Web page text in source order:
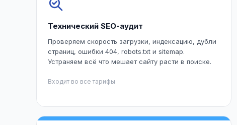
Технический SEO-аудит
Проверяем скорость загрузки, индексацию, дубли
страниц, ошибки 404, robots.txt и sitemap.
Устраняем всё что мешает сайту расти в поиске.
Входит во все тарифы